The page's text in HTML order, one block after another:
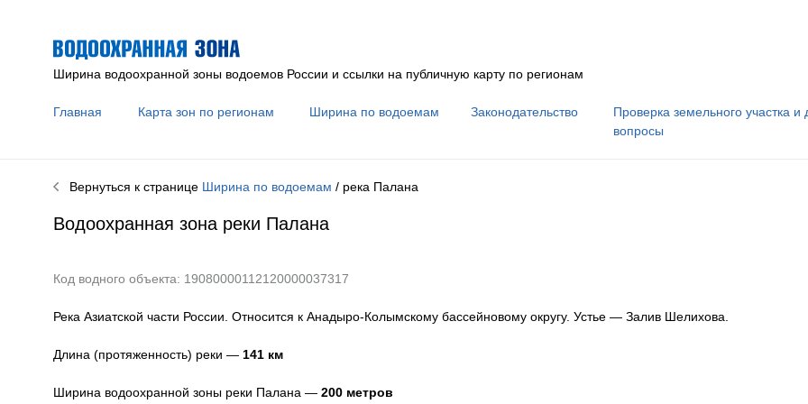
Ширина водоохранной зоны водоемов России и ссылки на публичную карту по регионам
Главная Карта зон по регионам Ширина по водоемам Законодательство
Проверка земельного участка и
вопросы
Вернуться к странице Ширина по водоемам / рекаПалана
Водоохранная зона реки Палана
Код водного объекта: 19080000112120000037317
Река Азиатской части России. Относится к Анадыро-Колымскому бассейновому округу. Устье — Залив Шелихова.
Длина (протяженность) реки — 141км
Ширина водоохранной зоны реки Палана — 200 метров